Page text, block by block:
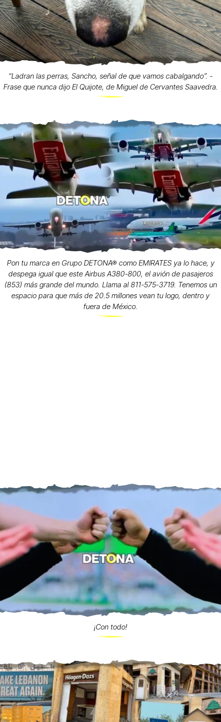
“Ladran las perras, Sancho, señal de que vamos cabalgando”. -
Frase que nunca dijo El Quijote, de Miguel de Cervantes Saavedra.
Pon tu marca en Grupo DETONA® como EMIRATES ya lo hace, y
despega igual que este Airbus A380-800, el avión de pasajeros
(853) más grande del mundo. Llama al 811-575-3719. Tenemos un
espacio para que más de 20.5 millones vean tu logo, dentro y
fuera de México.
¡Con todo!